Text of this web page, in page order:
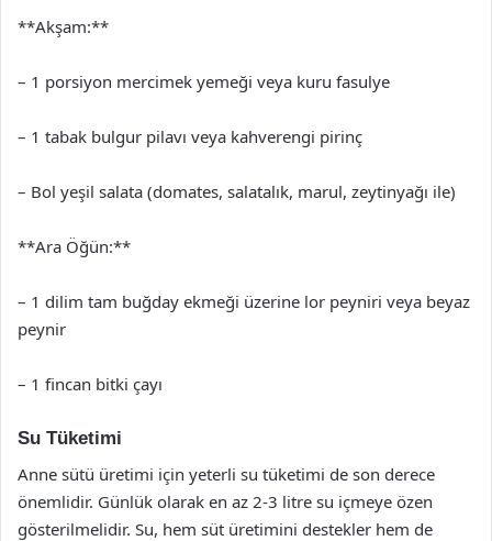
**Akşam:**
– 1 porsiyon mercimek yemeği veya kuru fasulye
– 1 tabak bulgur pilavı veya kahverengi pirinç
– Bol yeşil salata (domates, salatalık, marul, zeytinyağı ile)
**Ara Öğün:**
– 1 dilim tam buğday ekmeği üzerine lor peyniri veya beyaz
peynir
– 1 fincan bitki çayı
Su Tüketimi
Anne sütü üretimi için yeterli su tüketimi de son derece
önemlidir. Günlük olarak en az 2-3 litre su içmeye özen
gösterilmelidir. Su, hem süt üretimini destekler hem de